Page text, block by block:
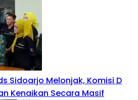
Sidoarjo Melonjak, Komisi D
Kenaikan Secara Masif